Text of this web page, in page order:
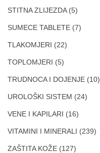
STITNA ZLIJEZDA (5)
SUMECE TABLETE (7)
TLAKOMJERI (22)
TOPLOMJERI (5)
TRUDNOCA I DOJENJE (10)
UROLOŠKI SISTEM (24)
VENE I KAPILARI (16)
VITAMINI I MINERALI (239)
ZAŠTITA KOŽE (127)